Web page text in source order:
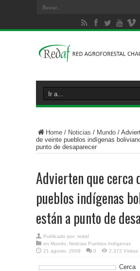
Home / Noticias / Mundo /
de veinte pueblos indígenas
punto de desaparecer
Advierten que cerca
pueblos indígenas
están a punto de
Publicado por: redaf
en Mundo
Noticias Pueblos Indígenas
21 agosto, 2009
0 2,372 Visitas